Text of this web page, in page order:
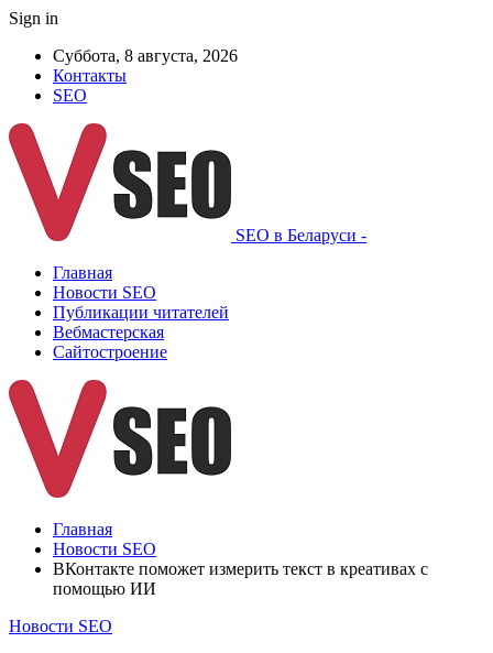
Sign in
Суббота, 8 августа, 2026
Контакты
SEO
SEO в Беларуси -
Главная
Новости SEO
Публикации читателей
Вебмастерская
Сайтостроение
Главная
Новости SEO
ВКонтакте поможет измерить текст в креативах с
помощью ИИ
Новости SEO